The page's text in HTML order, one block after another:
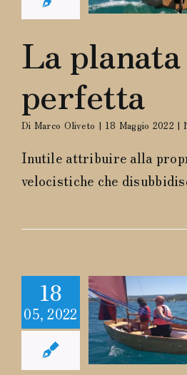
La planata
perfetta
Di Marco Oliveto | 18 Maggio 2022 |
Inutile attribuire alla
velocistiche che
18
05, 2022
del
Navigare